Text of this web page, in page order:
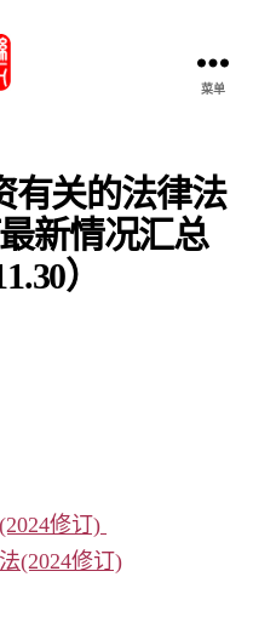
菜单
有关的法律法
新情况汇总
）
修订)
(2024修订)